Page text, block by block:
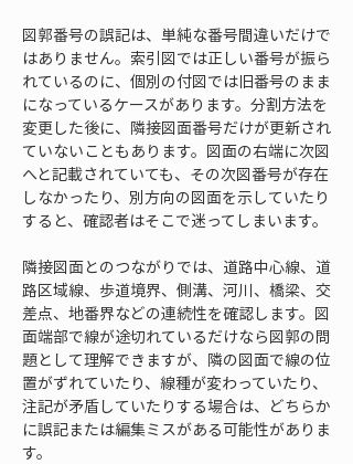
図郭番号の誤記は、単純な番号間違いだけで
はありません。索引図では正しい番号が振ら
れているのに、個別の付図では旧番号のまま
になっているケースがあります。分割方法を
変更した後に、隣接図面番号だけが更新され
ていないこともあります。図面の右端に次図
へと記載されていても、その次図番号が存在
しなかったり、別方向の図面を示していたり
すると、確認者はそこで迷ってしまいます。
隣接図面とのつながりでは、道路中心線、道
路区域線、歩道境界、側溝、河川、橋梁、交
差点、地番界などの連続性を確認します。図
面端部で線が途切れているだけなら図郭の問
題として理解できますが、隣の図面で線の位
置がずれていたり、線種が変わっていたり、
注記が矛盾していたりする場合は、どちらか
に誤記または編集ミスがある可能性がありま
す。